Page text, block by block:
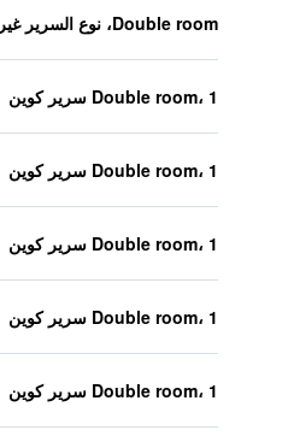
Double room، نوع السرير غير معروف
Double room، 1 سرير كوين
Double room، 1 سرير كوين
Double room، 1 سرير كوين
Double room، 1 سرير كوين
Double room، 1 سرير كوين